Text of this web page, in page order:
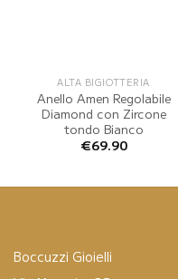
ALTA BIGIOTTERIA
Anello Amen Regolabile
Diamond con Zircone
tondo Bianco
€69.90
Boccuzzi Gioielli